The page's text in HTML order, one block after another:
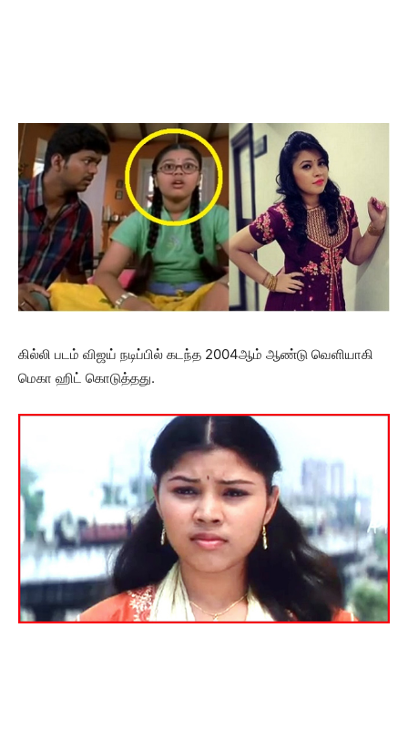
கில்லி படம் விஜய் நடிப்பில் கடந்த 2004ஆம் ஆண்டு வெளியாகி
மெகா ஹிட் கொடுத்தது.